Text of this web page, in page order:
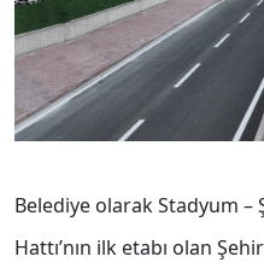
Belediye olarak Stadyum –
Hattı’nın ilk etabı olan